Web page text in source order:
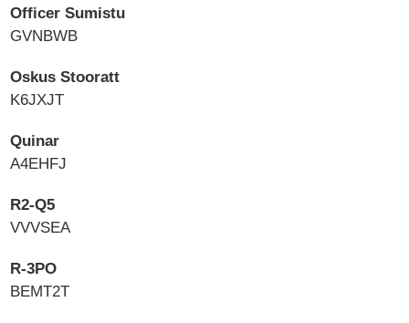
Officer Sumistu
GVNBWB
Oskus Stooratt
K6JXJT
Quinar
A4EHFJ
R2-Q5
VVVSEA
R-3PO
BEMT2T